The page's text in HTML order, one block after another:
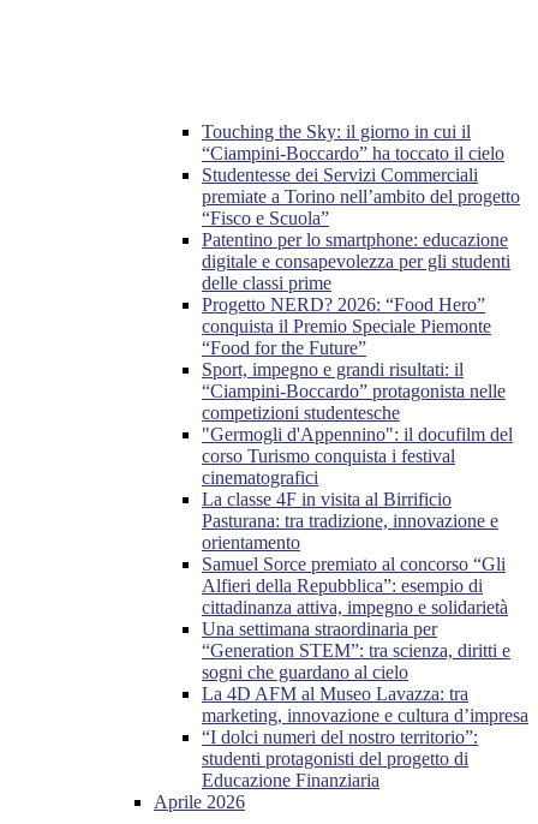
Touching the Sky: il giorno in cui il
“Ciampini-Boccardo” ha toccato il cielo
Studentesse dei Servizi Commerciali
premiate a Torino nell’ambito del progetto
“Fisco e Scuola”
Patentino per lo smartphone: educazione
digitale e consapevolezza per gli studenti
delle classi prime
Progetto NERD? 2026: “Food Hero”
conquista il Premio Speciale Piemonte
“Food for the Future”
Sport, impegno e grandi risultati: il
“Ciampini-Boccardo” protagonista nelle
competizioni studentesche
"Germogli d'Appennino": il docufilm del
corso Turismo conquista i festival
cinematografici
La classe 4F in visita al Birrificio
Pasturana: tra tradizione, innovazione e
orientamento
Samuel Sorce premiato al concorso “Gli
Alfieri della Repubblica”: esempio di
cittadinanza attiva, impegno e solidarietà
Una settimana straordinaria per
“Generation STEM”: tra scienza, diritti e
sogni che guardano al cielo
La 4D AFM al Museo Lavazza: tra
marketing, innovazione e cultura d’impresa
“I dolci numeri del nostro territorio”:
studenti protagonisti del progetto di
Educazione Finanziaria
Aprile 2026